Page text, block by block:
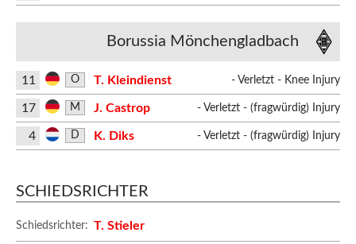
Borussia Mönchengladbach
11 O T. Kleindienst - Verletzt - Knee Injury
17 M J. Castrop - Verletzt - (fragwürdig) Injury
4 D K. Diks - Verletzt - (fragwürdig) Injury
SCHIEDSRICHTER
Schiedsrichter: T. Stieler